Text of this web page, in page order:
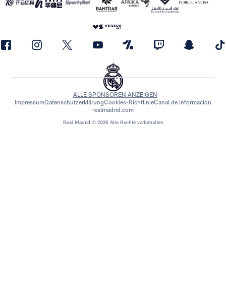
Real Madrid © 2026 Alle Rechte vorbehalten
ALLE SPONSOREN ANZEIGEN
ImpressumDatenschutzerklärungCookies-RichtlinieCanal de información
realmadrid.com